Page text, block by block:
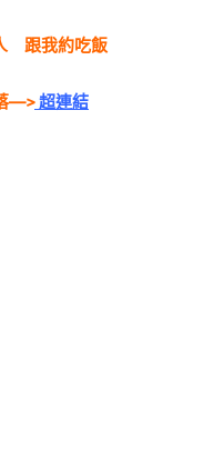
跟我約吃飯
—>超連結